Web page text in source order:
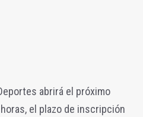
abrirá el próximo
el plazo de inscripción